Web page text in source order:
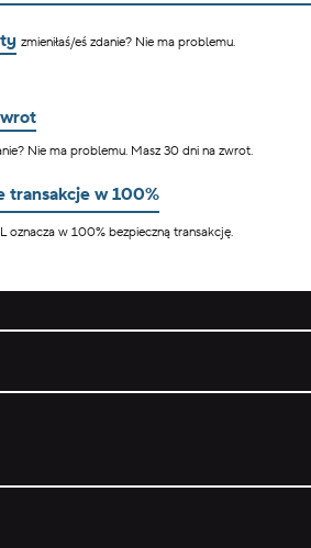
zmieniłaś/eś zdanie? Nie ma problemu.
Nie ma problemu. Masz 30 dni na zwrot.
transakcje w 100%
oznacza w 100% bezpieczną transakcję.